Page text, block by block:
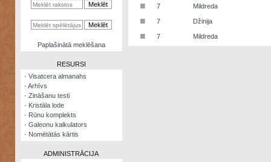
kalkulators
NomētātāsPaplašinātā meklēšana
RESURSI
· Visatcera almanahs
· Arhīvs
· Zināšanu testi
· Kristāla lode
· Rūnu komplekts
· Galeonu kalkulators
· Nomētātās kārtis
ADMINISTRĀCIJA
■ 7 Mildreda
■ 7 Džinija
■ 7 Mildreda